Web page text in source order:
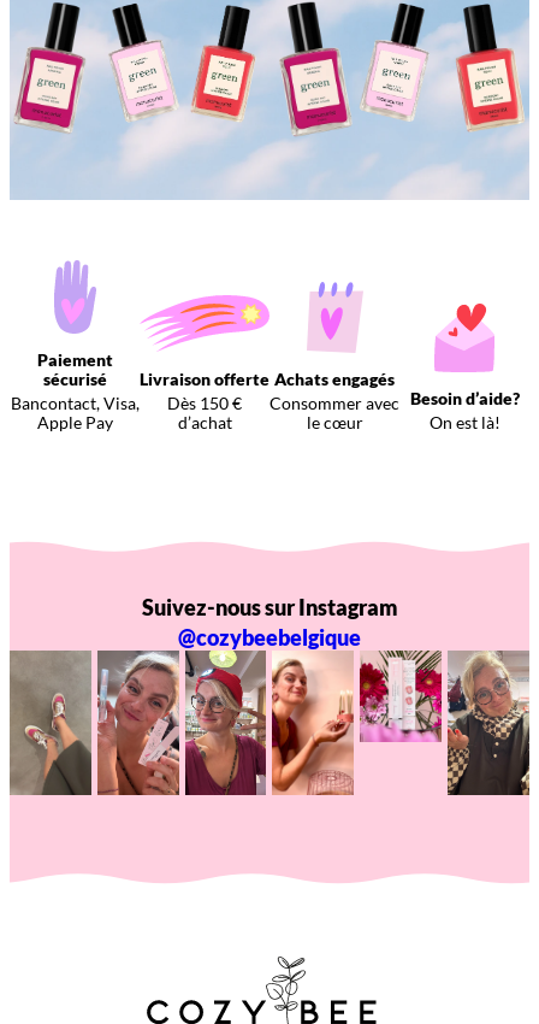
Paiement
sécurisé
Bancontact, Visa,
Apple Pay
Livraison offerte
Dès 150 €
d’achat
Achats engagés
Consommer avec
le cœur
Besoin d’aide?
On est là!
Suivez-nous sur Instagram
@cozybeebelgique